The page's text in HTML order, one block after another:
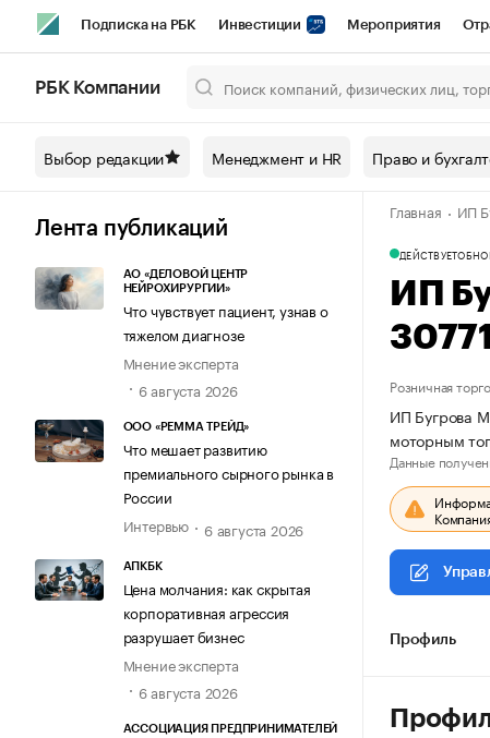
Подписка на РБК Инвестиции Мероприятия
Спецпроекты СПб Конференции СПб Спецпроекты
Технологии и медиа Рынок наличной валюты
РБК Компании
Выбор редакции Менеджмент и HR Право и
Лента публикаций
АО «ДЕЛОВОЙ ЦЕНТР
НЕЙРОХИРУРГИИ»
Что чувствует пациент, узнав о
тяжелом диагнозе
Мнение эксперта
6 августа 2026
ООО «РЕММА ТРЕЙД»
Что мешает развитию
премиального сырного рынка в
России
Интервью
6 августа 2026
АПКБК
Цена молчания: как скрытая
корпоративная агрессия
разрушает бизнес
Мнение эксперта
6 августа 2026
АССОЦИАЦИЯ ПРЕДПРИНИМАТЕЛЕЙ
Главная ИП
ДЕЙСТВУЕТ
ИП
Розничная
ИП Бугрова
моторным
Данные
Профиль